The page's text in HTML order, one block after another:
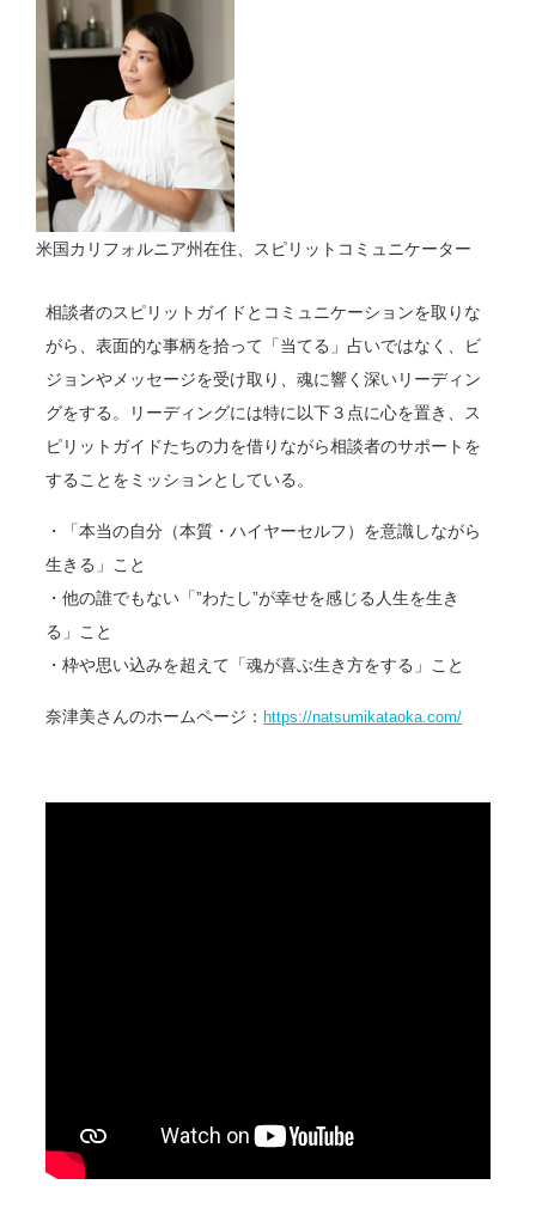
米国カリフォルニア州在住、スピリットコミュニケーター
相談者のスピリットガイドとコミュニケーションを取りな
がら、表面的な事柄を拾って「当てる」占いではなく、
ビ
ジョンやメッセージを受け取り、魂に響く深いリーディン
グをする。リーディングには特に以下３点に心を置き、ス
ピリットガイドたちの力を借りながら相談者のサポートを
することをミッションとしている。
・「本当の自分（本質・ハイヤーセルフ）を意識しながら
生きる」こと
・他の誰でもない「”わたし”が幸せを感じる人生を生き
る」こと
・枠や思い込みを超えて「魂が喜ぶ生き方をする」こと
奈津美さんのホームページ：https://natsumikataoka.com/